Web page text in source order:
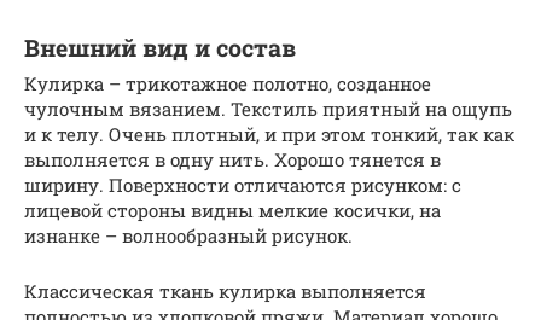
Внешний вид и состав
Кулирка – трикотажное полотно, созданное
чулочным вязанием. Текстиль приятный на ощупь
и к телу. Очень плотный, и при этом тонкий, так как
выполняется в одну нить. Хорошо тянется в
ширину. Поверхности отличаются рисунком: с
лицевой стороны видны мелкие косички, на
изнанке – волнообразный рисунок.
Классическая ткань кулирка выполняется